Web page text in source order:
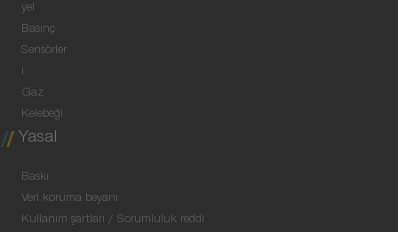
yel
Basınç
Sensörler
i
Gaz
Kelebeği
Yasal
Baskı
Veri koruma beyanı
Kullanım şartları / Sorumluluk reddi